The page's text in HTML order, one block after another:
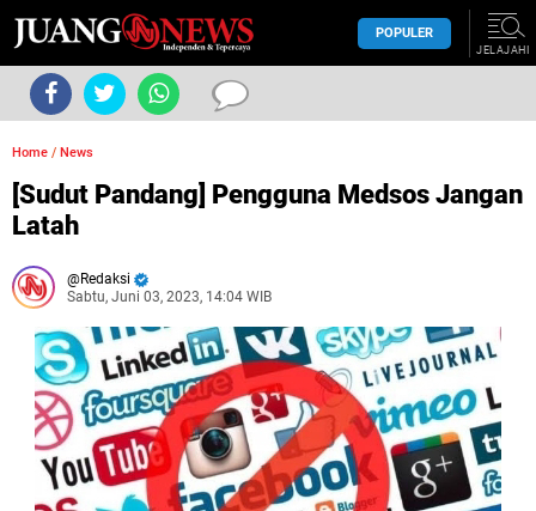
POPULER
JELAJAHI
Home / News
[Sudut Pandang] Pengguna Medsos Jangan
Latah
Redaksi
Sabtu, Juni 03, 2023, 14:04 WIB